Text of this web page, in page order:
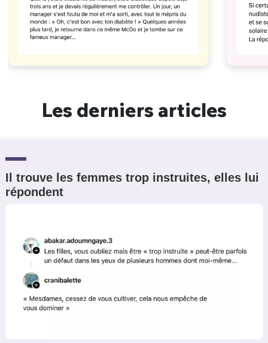
Les derniers articles
Il trouve les femmes trop instruites, elles lui
répondent